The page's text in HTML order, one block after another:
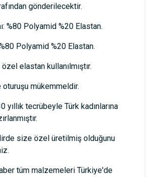
gönderilecektir.
%80 Polyamid %20 Elastan.
Polyamid %20 Elastan.
özel elastan kullanılmıştır.
mükemmeldir.
yıllık tecrübeyle Türk kadınlarına
size özel üretilmiş olduğunu
tüm malzemeleri Türkiye'de